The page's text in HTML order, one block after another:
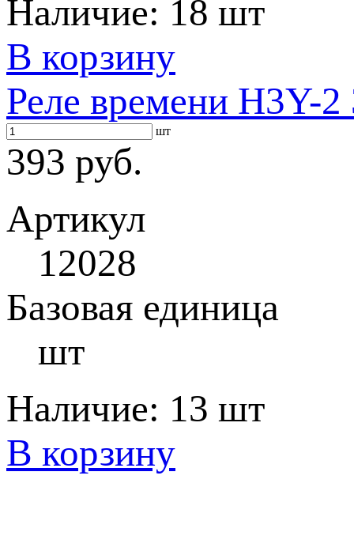
Наличие: 18 шт
В корзину
Реле времени H3Y-
шт
393 руб.
Артикул
12028
Базовая единица
шт
Наличие: 13 шт
В корзину